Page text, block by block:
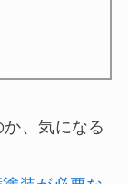
、気になる